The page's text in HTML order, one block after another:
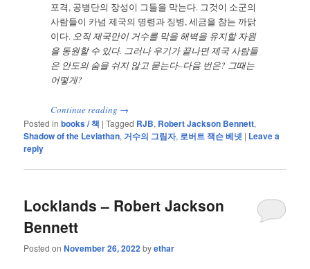
포격, 공병단의 장성이 그들을 막는다. 그것이 소군의
사람들이 카넘 제국의 명령과 징병, 세금을 참는 까닭
이다. 오직 제국만이 거수를 막을 해벽을 유지할 자원
을 동원할 수 있다. 그러나 우기가 끝나면 제국 사람들
은 안도의 숨을 쉬지 않고 묻는다–다음 번은? 그때는
어떻게?
Continue reading →
Posted in books / 책 |Tagged RJB, Robert Jackson Bennett,
Shadow of the Leviathan, 거수의 그림자, 로버트 잭슨 베넷 | Leave a
reply
Locklands – Robert Jackson
Bennett
Posted onNovember 26, 2022byethar